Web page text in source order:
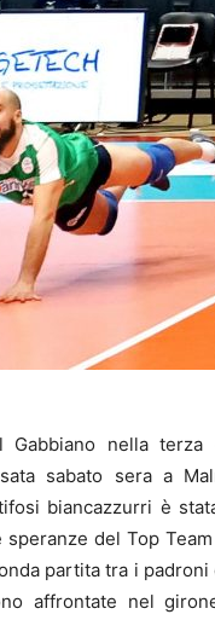
Gabbiano nella
sabato sera a
biancazzurri è
del Top
partita tra i padroni
affrontate nel